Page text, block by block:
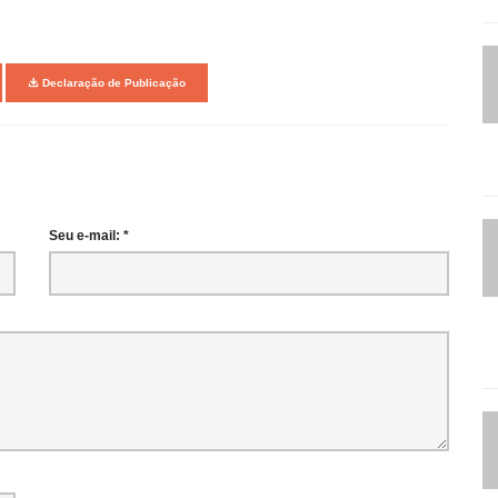
Declaração de Publicação
Seu e-mail: *